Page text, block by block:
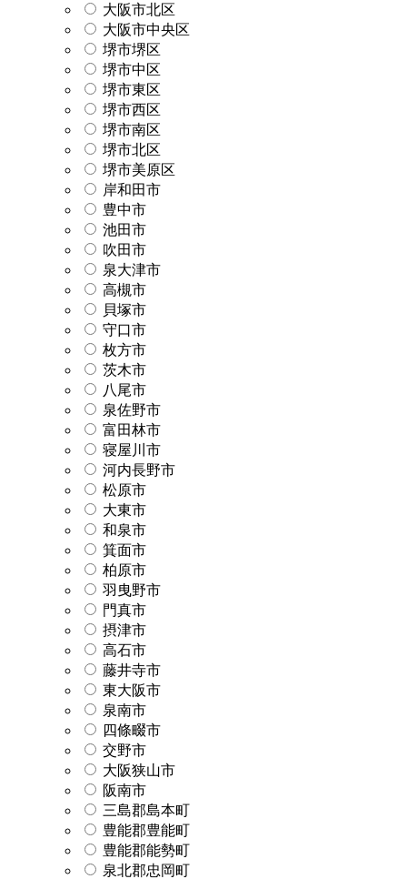
大阪市北区
大阪市中央区
堺市堺区
堺市中区
堺市東区
堺市西区
堺市南区
堺市北区
堺市美原区
岸和田市
豊中市
池田市
吹田市
泉大津市
高槻市
貝塚市
守口市
枚方市
茨木市
八尾市
泉佐野市
富田林市
寝屋川市
河内長野市
松原市
大東市
和泉市
箕面市
柏原市
羽曳野市
門真市
摂津市
高石市
藤井寺市
東大阪市
泉南市
四條畷市
交野市
大阪狭山市
阪南市
三島郡島本町
豊能郡豊能町
豊能郡能勢町
泉北郡忠岡町